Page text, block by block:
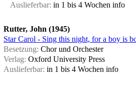
Auslieferbar: in 1 bis 4 Wochen info
Rutter, John (1945)
Star Carol - Sing this night, for a boy is
Besetzung: Chor und Orchester
Verlag: Oxford University Press
Auslieferbar: in 1 bis 4 Wochen info